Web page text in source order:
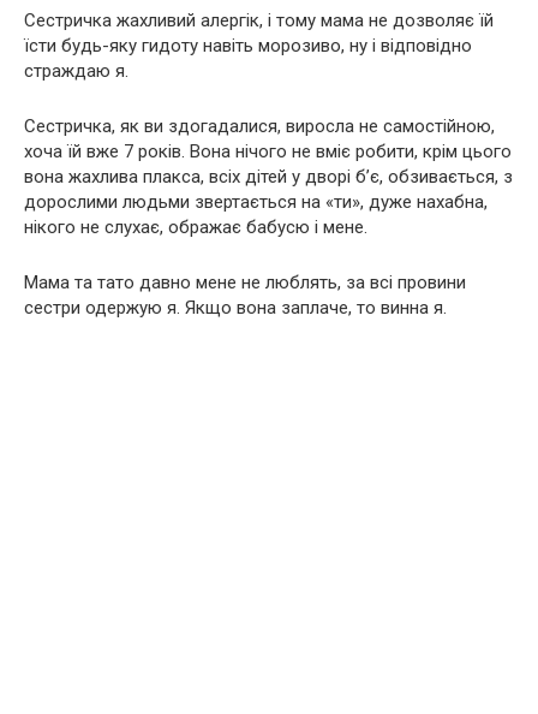
Сестричка жахливий алергік, і тому мама не дозволяє їй
їсти будь-яку гидоту навіть морозиво, ну і відповідно
страждаю я.
Сестричка, як ви здогадалися, виросла не самостійною,
хоча їй вже 7 років. Вона нічого не вміє робити, крім цього
вона жахлива плакса, всіх дітей у дворі б’є, обзивається, з
дорослими людьми звертається на «ти», дуже нахабна,
нікого не слухає, ображає бабусю і мене.
Мама та тато давно мене не люблять, за всі провини
сестри одержую я. Якщо вона заплаче, то винна я.